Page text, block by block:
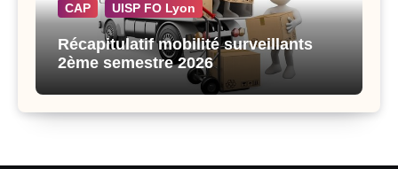
CAP UISP FO Lyon
Récapitulatif mobilité surveillants
2ème semestre 2026